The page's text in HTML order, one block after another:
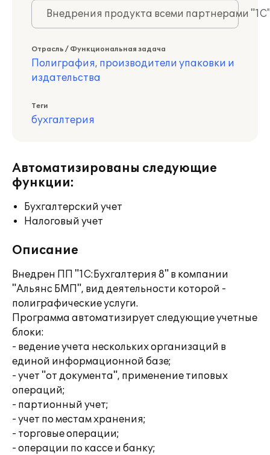
Внедрения продукта всеми партнерами
Отрасль / Функциональная задача
Полиграфия, производители упаковки и
издательства
Теги
бухгалтерия
Автоматизированы следующие
функции:
Бухгалтерский учет
Налоговый учет
Описание
Внедрен ПП "1С:Бухгалтерия 8" в компании
"Альянс БМП", вид деятельности которой -
полиграфические услуги.
Программа автоматизирует следующие учетные
блоки:
- ведение учета нескольких организаций в
единой информационной базе;
- учет "от документа", применение типовых
операций;
- партионный учет;
- учет по местам хранения;
- торговые операции;
- операции по кассе и банку;